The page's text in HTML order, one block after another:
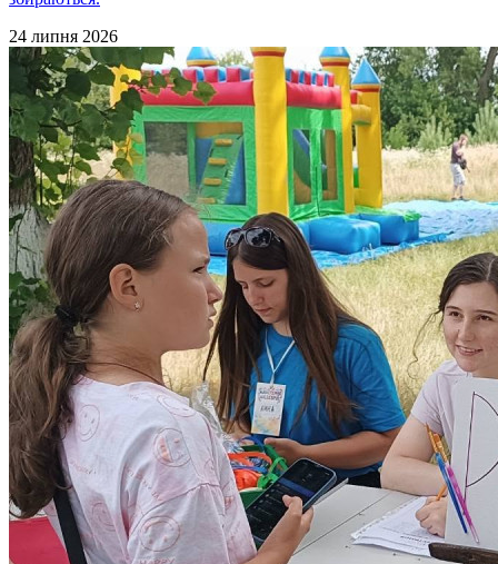
24 липня 2026